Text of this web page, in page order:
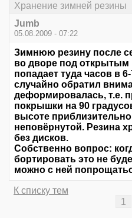
Хранение зимней резины
Jumb
05.08.2009 - 07:22
Зимнюю резину после
во дворе под открытым
попадает туда часов в
случайно обратил
деформировалась, т.е.
покрышки на 90
высоте
неповёрнутой. Резина
без дисков.
Собственно вопрос:
бортировать это не
можно с ней
К списку тем
1